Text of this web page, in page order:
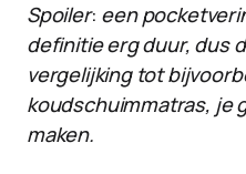
Spoiler: een
definitie erg duur, dus
vergelijking tot
koudschuimmatras, je
maken.